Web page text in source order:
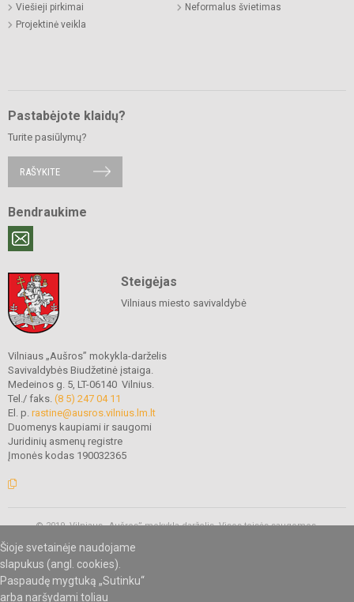
Šioje svetainėje naudojame
slapukus (angl. cookies).
Paspaudę mygtuką „Sutinku“
arba naršydami toliau
Viešieji pirkimai
Projektinė veikla
Neformalus švietimas
Pastabėjote klaidų?
Turite pasiūlymų?
RAŠYKITE
Bendraukime
Steigėjas
Vilniaus miesto savivaldybė
Vilniaus „Aušros” mokykla-darželis
Savivaldybės Biudžetinė įstaiga.
Medeinos g. 5, LT-06140 Vilnius.
Tel./ faks. (8 5) 247 04 11
El. p. rastine@ausros.vilnius.lm.lt
Duomenys kaupiami ir saugomi
Juridinių asmenų registre
Įmonės kodas 190032365
© 2019. Vilniaus „Aušros” mokykla-darželis. Visos teisės saugomos.